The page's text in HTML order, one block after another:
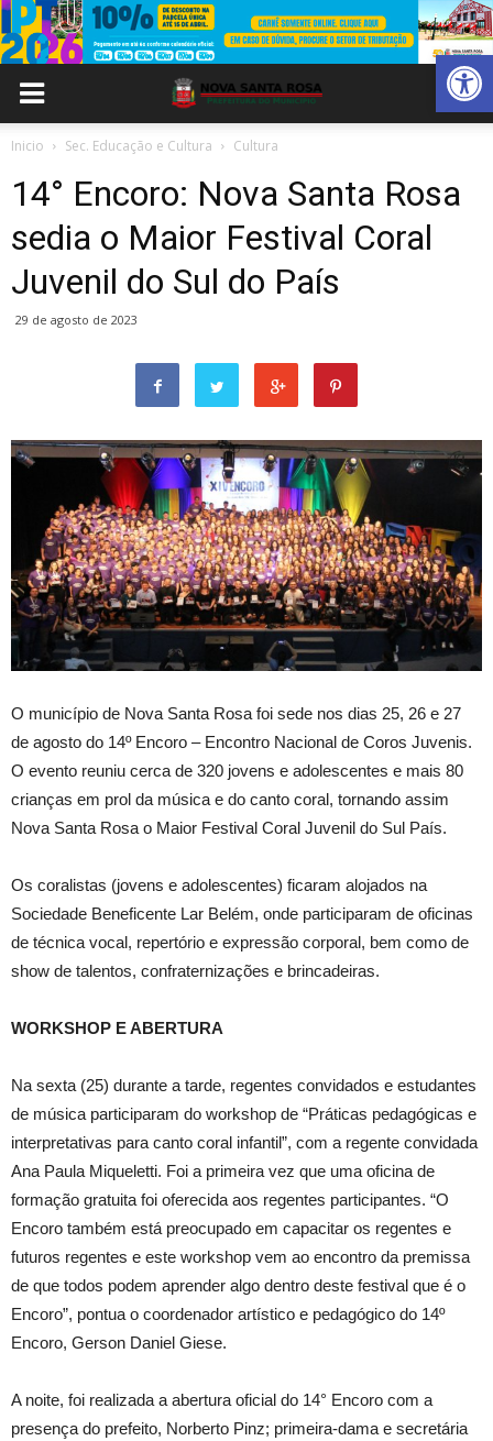
Abrir
Inicio Sec. Educação e Cultura Cultura
14° Encoro: Nova Santa Rosa
sedia o Maior Festival Coral
Juvenil do Sul do País
29 de agosto de 2023
O município de Nova Santa Rosa foi sede nos dias 25, 26 e 27
de agosto do 14º Encoro – Encontro Nacional de Coros Juvenis.
O evento reuniu cerca de 320 jovens e adolescentes e mais 80
crianças em prol da música e do canto coral, tornando assim
Nova Santa Rosa o Maior Festival Coral Juvenil do Sul País.
Os coralistas (jovens e adolescentes) ficaram alojados na
Sociedade Beneficente Lar Belém, onde participaram de oficinas
de técnica vocal, repertório e expressão corporal, bem como de
show de talentos, confraternizações e brincadeiras.
WORKSHOP E ABERTURA
Na sexta (25) durante a tarde, regentes convidados e estudantes
de música participaram do workshop de “Práticas pedagógicas e
interpretativas para canto coral infantil”, com a regente convidada
Ana Paula Miqueletti. Foi a primeira vez que uma oficina de
formação gratuita foi oferecida aos regentes participantes. “O
Encoro também está preocupado em capacitar os regentes e
futuros regentes e este workshop vem ao encontro da premissa
de que todos podem aprender algo dentro deste festival que é o
Encoro”, pontua o coordenador artístico e pedagógico do 14º
Encoro, Gerson Daniel Giese.
A noite, foi realizada a abertura oficial do 14° Encoro com a
presença do prefeito, Norberto Pinz; primeira-dama e secretária